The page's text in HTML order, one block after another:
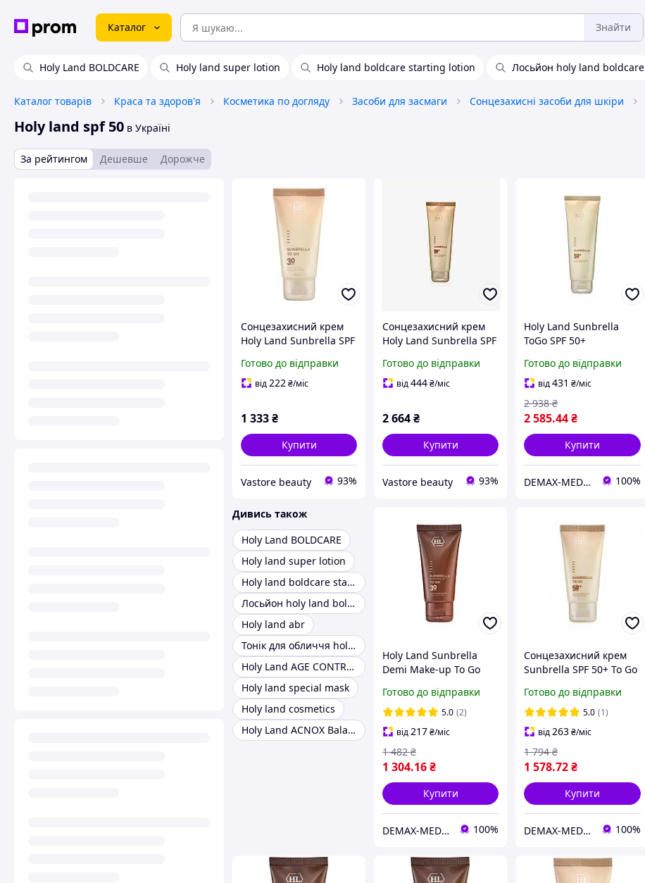
Каталог Знайти
Holy Land BOLDCARE Holy land super lotion Holy land boldcare starting lotion Лосьйон holy land boldcare
Каталог товарів Краса та здоров'я Косметика по догляду Засоби для засмаги Сонцезахисні засоби для шкіри
Holy land spf 50 в Україні
За рейтингом Дешевше Дорожче
Сонцезахисний крем
Holy Land Sunbrella SPF
Готово до відправки
від222₴/міс
1 333₴
Купити
Vastore beauty 93%
Сонцезахисний крем
Holy Land Sunbrella SPF
Готово до відправки
від444₴/міс
2 664₴
Купити
Vastore beauty 93%
Holy Land Sunbrella
ToGo SPF 50+
125мл
Готово до відправки
від431 ₴/міс
2 585.44₴
2 938 ₴
Купити
DEMAX-MEDICARE 100%
Дивись також
Holy Land BOLDCARE
Holy land super lotion
Holy land boldcare starting lotion
Лосьйон holy land boldcare
Holy land abr
Тонік для обличчя holy land
Holy Land AGE CONTROL
Holy land special mask
Holy land cosmetics
Holy Land ACNOX Balancing Hydratant Cream
Holy Land Sunbrella
Demi Make-up To Go
крем з тоном ) 50мл
Готово до відправки
5.0 (2)
від217₴/міс
1 304.16₴
1 482 ₴
Купити
DEMAX-MEDICARE 100%
Сонцезахисний крем
Sunbrella SPF 50+ To Go
Готово до відправки
5.0 (1)
від263₴/міс
1 578.72₴
1 794 ₴
Купити
DEMAX-MEDICARE 100%